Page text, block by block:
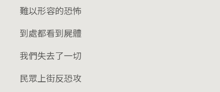
難以形容的恐怖
到處都看到屍體
我們失去了一切
民眾上街反恐攻